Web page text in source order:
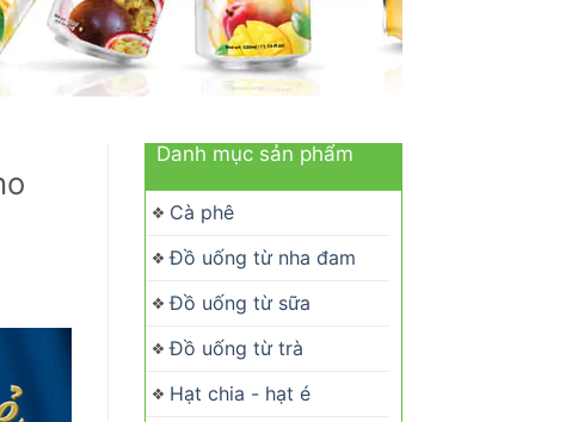
Danh mục sản phẩm
Cà phê
Đồ uống từ nha đam
Đồ uống từ sữa
Đồ uống từ trà
Hạt chia - hạt é